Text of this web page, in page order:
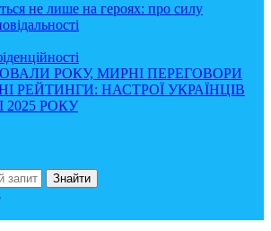
не лише на героях: про силу
РОКУ, МИРНІ ПЕРЕГОВОРИ
РЕЙТИНГИ: НАСТРОЇ УКРАЇНЦІВ
РОКУ